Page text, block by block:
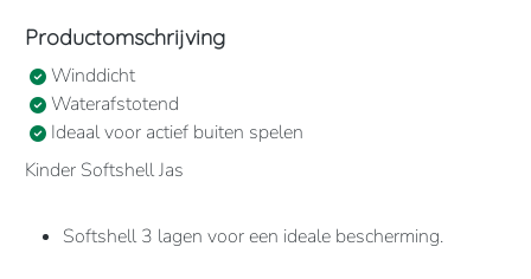
Productomschrijving
Winddicht
Waterafstotend
Ideaal voor actief buiten spelen
Kinder Softshell Jas
Softshell 3 lagen voor een ideale bescherming.